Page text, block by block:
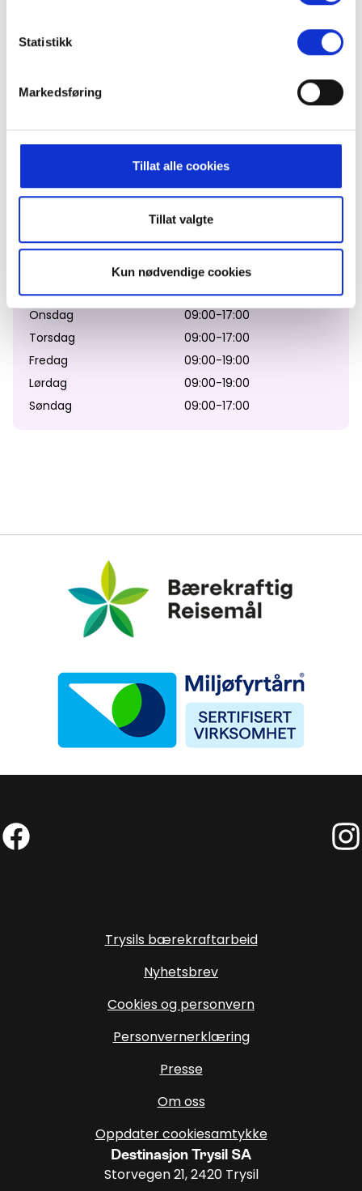
Statistikk
Markedsføring
Tillat alle cookies
Tillat valgte
Kun nødvendige cookies
Leaflet
God mat i avslappet atmosfære
En velfortjent pause for golfere, syklister, turgåere og
alle andre som ferdes i området
Kjøkken serverer lunsj 11:30-16:00
Dag Åpent fra - til
09:00-17:00
Tirsdag
09:00-17:00
Onsdag
09:00-17:00
Torsdag
09:00-17:00
Fredag
09:00-19:00
Lørdag
09:00-19:00
Søndag
09:00-17:00
Bærekraftig Reisemål
Miljøfyrtårn
Trysils bærekraftarbeid
Nyhetsbrev
Cookies og personvern
Personvernerklæring
Presse
Om oss
Oppdater cookiesamtykke
Destinasjon Trysil SA
Storvegen 21, 2420 Trysil